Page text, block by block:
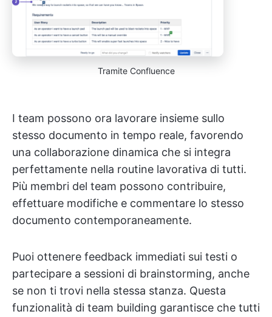
Tramite Confluence
I team possono ora lavorare insieme sullo
stesso documento in tempo reale, favorendo
una collaborazione dinamica che si integra
perfettamente nella routine lavorativa di tutti.
Più membri del team possono contribuire,
effettuare modifiche e commentare lo stesso
documento contemporaneamente.
Puoi ottenere feedback immediati sui testi o
partecipare a sessioni di brainstorming, anche
se non ti trovi nella stessa stanza. Questa
funzionalità di team building garantisce che tutti